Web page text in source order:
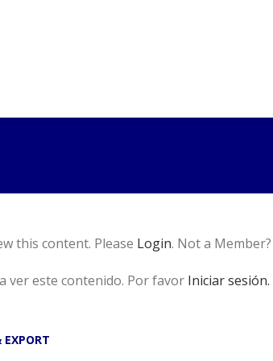
this content. Please Login. Not a Member?
ver este contenido. Por favor Iniciar sesión.
& EXPORT